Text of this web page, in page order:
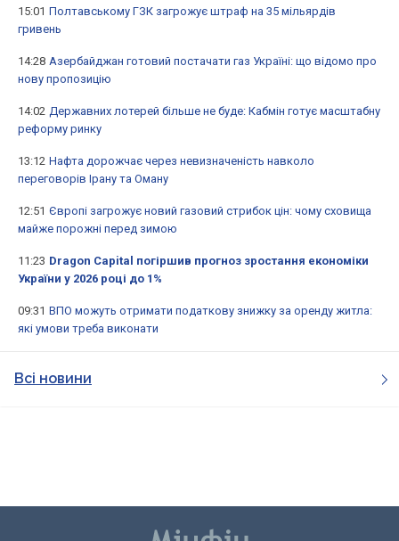
15:01 Полтавському ГЗК загрожує штраф на 35 мільярдів
гривень
14:28 Азербайджан готовий постачати газ Україні: що відомо про
нову пропозицію
14:02 Державних лотерей більше не буде: Кабмін готує масштабну
реформу ринку
13:12 Нафта дорожчає через невизначеність навколо
переговорів Ірану та Оману
12:51 Європі загрожує новий газовий стрибок цін: чому сховища
майже порожні перед зимою
11:23 Dragon Capital погіршив прогноз зростання економіки
України у 2026 році до 1%
09:31 ВПО можуть отримати податкову знижку за оренду житла:
які умови треба виконати
Всі новини